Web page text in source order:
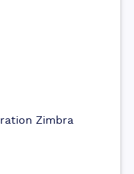
Zimbra